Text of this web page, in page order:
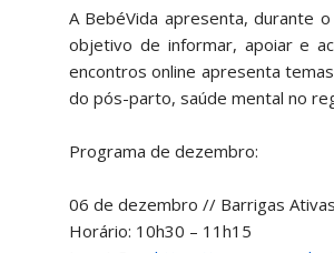
A BebéVida apresenta, durante
objetivo de informar, apoiar e
encontros online apresenta
do pós-parto, saúde mental no
Programa de dezembro:
06 de dezembro // Barrigas Ativas
Horário: 10h30 – 11h15